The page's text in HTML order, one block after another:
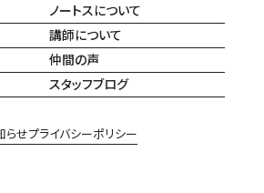
ノートスについて
講師について
仲間の声
スタッフブログ
らせプライバシーポリシー